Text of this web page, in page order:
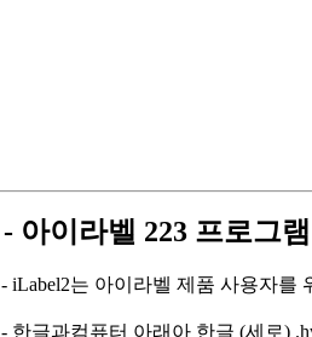
- 아이라벨 223 프로그
- iLabel2는 아이라벨 제품 사용자
- 한글과컴퓨터 아래아 한글 (세로)